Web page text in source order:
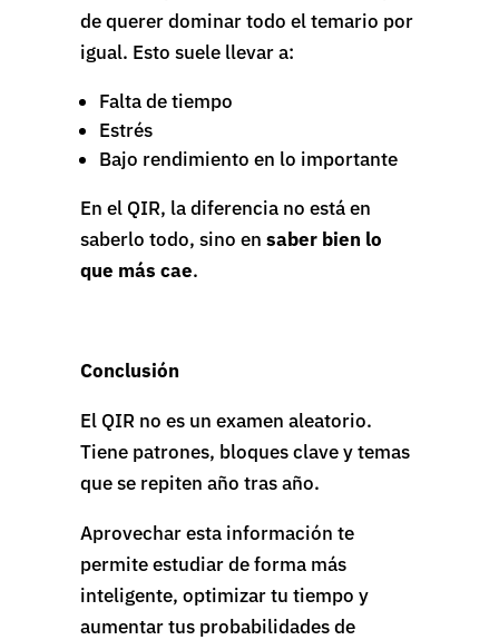
de querer dominar todo el temario por
igual. Esto suele llevar a:
Falta de tiempo
Estrés
Bajo rendimiento en lo importante
En el QIR, la diferencia no está en
saberlo todo, sino en saber bien lo
que más cae.
Conclusión
El QIR no es un examen aleatorio.
Tiene patrones, bloques clave y temas
que se repiten año tras año.
Aprovechar esta información te
permite estudiar de forma más
inteligente, optimizar tu tiempo y
aumentar tus probabilidades de